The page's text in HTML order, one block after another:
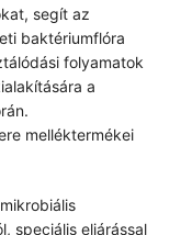
segít az
baktériumflóra
folyamatok
a
melléktermékei
speciális eljárással